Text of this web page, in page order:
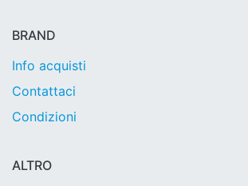
BRAND
Info acquisti
Contattaci
Condizioni
ALTRO